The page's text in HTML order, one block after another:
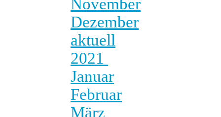
November
Dezember
aktuell
2021
Januar
Februar
März